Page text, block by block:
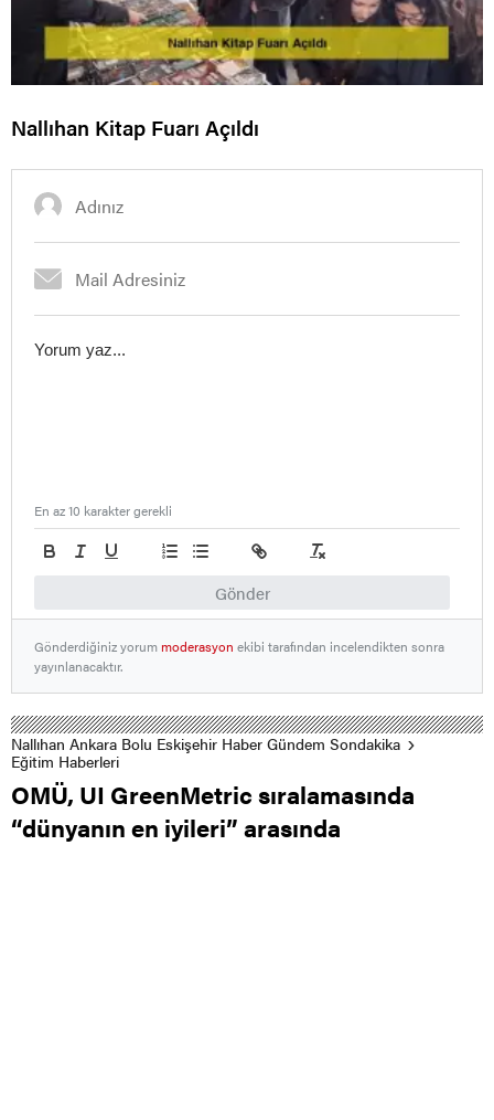
Nallıhan Kitap Fuarı Açıldı
Gönder
En az 10 karakter gerekli
Gönderdiğiniz yorummoderasyon ekibi tarafından incelendikten sonra
yayınlanacaktır.
Nallıhan Ankara Bolu Eskişehir Haber Gündem Sondakika
Eğitim Haberleri
OMÜ, UI GreenMetric sıralamasında
“dünyanın en iyileri” arasında